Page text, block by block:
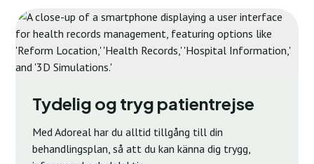
Tydelig og tryg patientrejse
Med Adoreal har du alltid tillgång till din
behandlingsplan, så att du kan känna dig trygg,